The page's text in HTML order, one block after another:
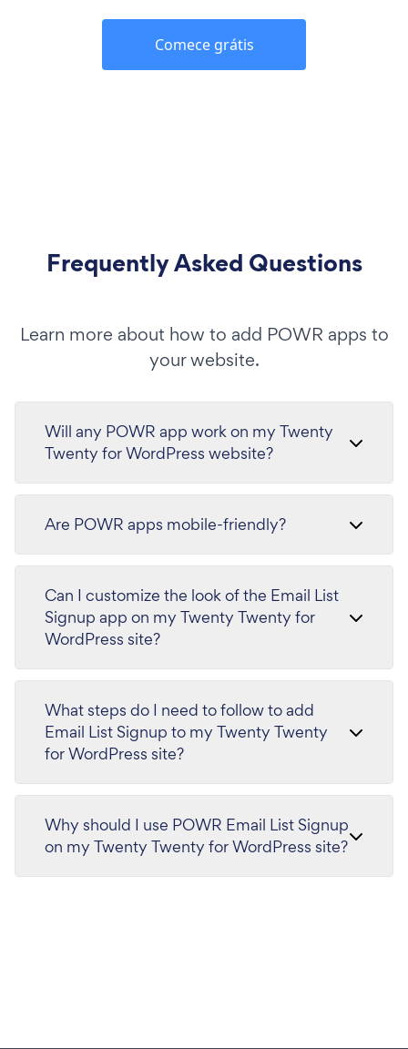
Comece grátis
Frequently Asked Questions
Learn more about how to add POWR apps to
your website.
Will any POWR app work on my Twenty
Twenty for WordPress website?
Are POWR apps mobile-friendly?
Can I customize the look of the Email List
Signup app on my Twenty Twenty for
WordPress site?
What steps do I need to follow to add
Email List Signup to my Twenty Twenty
for WordPress site?
Why should I use POWR Email List Signup
on my Twenty Twenty for WordPress site?